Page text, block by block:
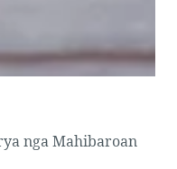
nga Mahibaroan